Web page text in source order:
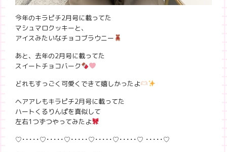
今年のキラピチ2月号に載ってた
マシュマロクッキーと、
アイスみたいなチョコブラウニー
あと、去年の2月号に載ってた
スイートチョコバーク
どれもすっごく可愛くできて嬉しかったよ‪
ヘアアレもキラピチ2月号に載ってた
ハートくるりんぱを真似して
左右1つずつやってみたよ
♡･････♡･････♡･････♡･････♡･････♡ ･････♡